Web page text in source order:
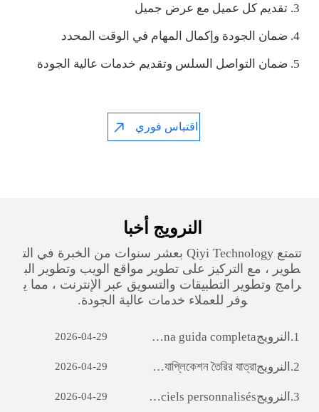
3. تقديم كل عميل مع عرض جميل
4. ضمان الجودة وإكمال المهام في الوقت المحدد
5. ضمان التواصل السلس وتقديم خدمات عالية الجودة
اقتباس فوري
النرويج‎ أخبا
تتمتع Qiyi Technology بعشر سنوات من الخبرة في الت
طوير ، مع التركيز على تطوير مواقع الويب وتطوير الب
رامج وتطوير التطبيقات والتسويق عبر الإنترنت ، مما ي
وفر للعملاء خدمات عالية الجودة.
1. النرويج‎ Sviluppo di siti web per il commercio estero: una guida completa 2026-04-29
2. النرويج‎ ara অ্যাপ ডেভেলপমেন্টঃ একটি সফল মোবাইল অ্যাপ্লিকেশন তৈরির যাত্রা 2026-04-29
3. النرويج‎ Débloquer le potentiel des entreprises: le pouvoir du développement de logiciels personnalisés 2026-04-29